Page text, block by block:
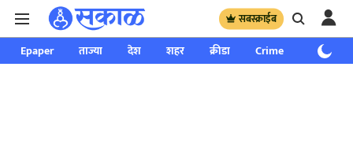
सबस्क्राईब
Epaper ताज्या देश शहर क्रीडा Crime साप्ताहिक